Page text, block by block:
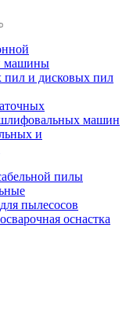
машины
пил и дисковых пил
машин
и
пилы
пылесосов
оснастка